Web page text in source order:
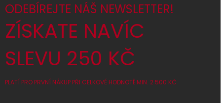
ODEBÍREJTE NÁŠ NEWSLETTER!
ZÍSKATE NAVÍC
SLEVU 250 KČ
PLATÍ PRO PRVNÍ NÁKUP PŘI CELKOVÉ HODNOTĚ MIN. 2 500 KČ